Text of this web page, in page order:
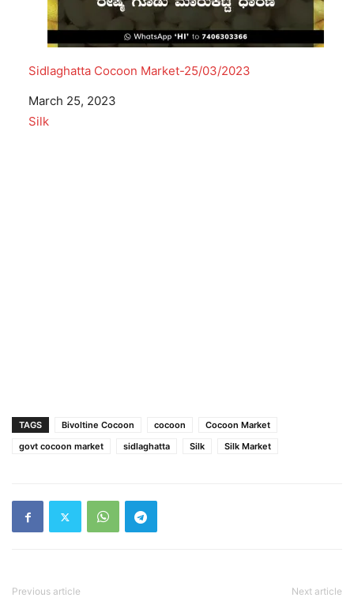
Sidlaghatta Cocoon Market-25/03/2023
Date
March 25, 2023
In relation to
Silk
TAGS Bivoltine Cocoon cocoon
Cocoon Market
govt cocoon market
sidlaghatta Silk Silk Market
Previous article Next article